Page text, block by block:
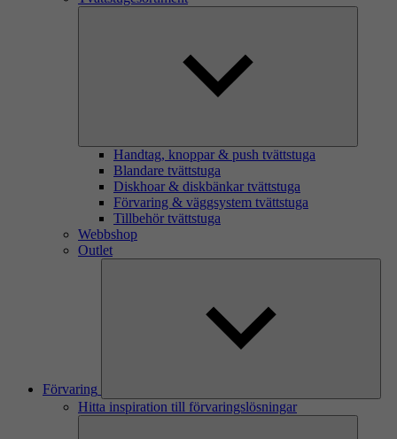
Handtag, knoppar & push tvättstuga
Blandare tvättstuga
Diskhoar & diskbänkar tvättstuga
Förvaring & väggsystem tvättstuga
Tillbehör tvättstuga
Webbshop
Outlet
Förvaring
Hitta inspiration till förvaringslösningar